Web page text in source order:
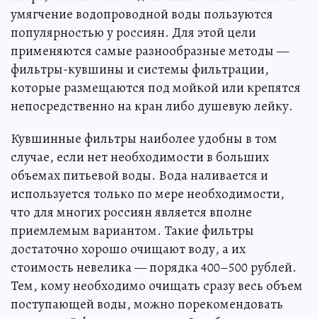
умягчение водопроводной воды пользуются
популярностью у россиян. Для этой цели
применяются самые разнообразные методы —
фильтры-кувшины и системы фильтрации,
которые размещаются под мойкой или крепятся
непосредственно на кран либо душевую лейку.
Кувшинные фильтры наиболее удобны в том
случае, если нет необходимости в больших
объемах питьевой воды. Вода наливается и
используется только по мере необходимости,
что для многих россиян является вполне
приемлемым вариантом. Такие фильтры
достаточно хорошо очищают воду, а их
стоимость невелика — порядка 400–500 рублей.
Тем, кому необходимо очищать сразу весь объем
поступающей воды, можно порекомендовать